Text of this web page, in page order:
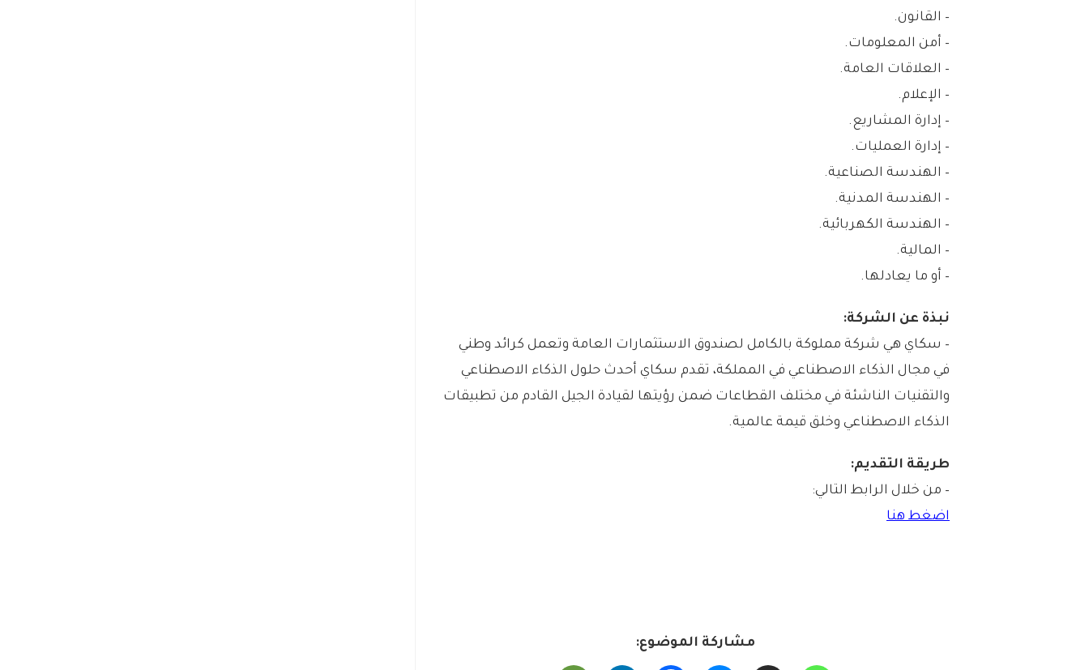
– القانون.
– أمن المعلومات.
– العلاقات العامة.
– الإعلام.
– إدارة المشاريع.
– إدارة العمليات.
– الهندسة الصناعية.
– الهندسة المدنية.
– الهندسة الكهربائية.
– المالية.
– أو ما يعادلها.
نبذة عن الشركة:
– سكاي هي شركة مملوكة بالكامل لصندوق الاستثمارات العامة وتعمل كرائد وطني
في مجال الذكاء الاصطناعي في المملكة، تقدم سكاي أحدث حلول الذكاء الاصطناعي
والتقنيات الناشئة في مختلف القطاعات ضمن رؤيتها لقيادة الجيل القادم من تطبيقات
الذكاء الاصطناعي وخلق قيمة عالمية.
طريقة التقديم:
– من خلال الرابط التالي:
اضغط هنا
مشاركة الموضوع: